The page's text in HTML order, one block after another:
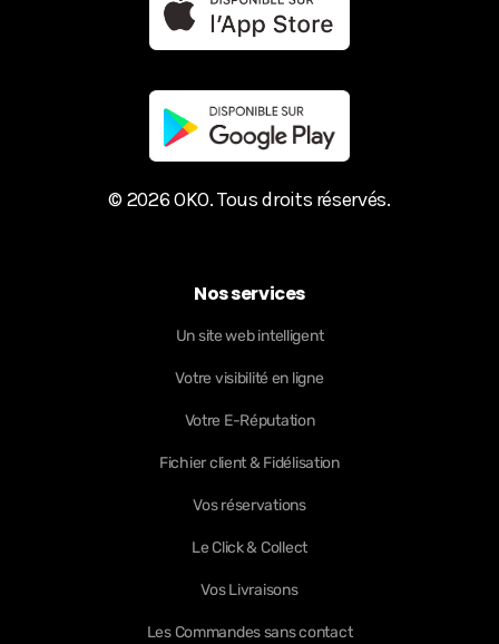
© 2026 OKO. Tous droits réservés.
Nos services
Un site web intelligent
Votre visibilité en ligne
Votre E-Réputation
Fichier client & Fidélisation
Vos réservations
Le Click & Collect
Vos Livraisons
Les Commandes sans contact